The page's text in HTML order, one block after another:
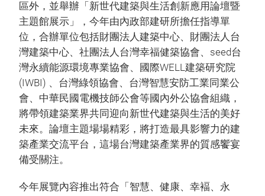
區外，並舉辦「新世代建築與生活創新應用論壇暨
主題館展示」，今年由內政部建研所擔任指導單
位，合辦單位包括財團法人建築中心、財團法人台
灣建築中心、社團法人台灣幸福健築協會、seed台
灣永續能源環境專業協會、國際WELL建築研究院
(IWBI) 、台灣綠領協會、台灣智慧安防工業同業公
會、中華民國電機技師公會等國內外公協會組織，
將帶領建築業界共同迎向新世代建築與生活的美好
未來。論壇主題場場精彩，將打造最具影響力的建
築產業交流平台，這場台灣建築產業界的質感饗宴
備受關注。
今年展覽內容推出符合「智慧、健康、幸褔、永